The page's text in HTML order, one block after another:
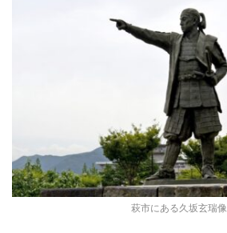
萩市にある久坂玄瑞像